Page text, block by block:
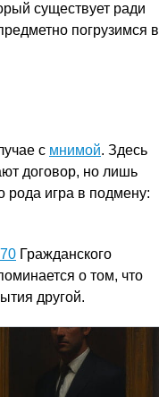
существует ради
погрузимся в
с мнимой. Здесь
договор, но лишь
рода игра в подмену:
Гражданского
о том, что
другой.